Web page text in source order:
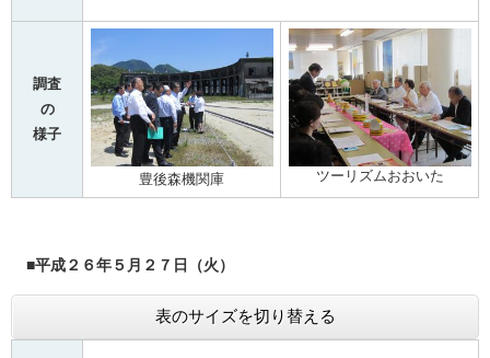
調査
の
様子
豊後森機関庫 ツーリズムおおいた
■平成２６年５月２７日（火）
表のサイズを切り替える